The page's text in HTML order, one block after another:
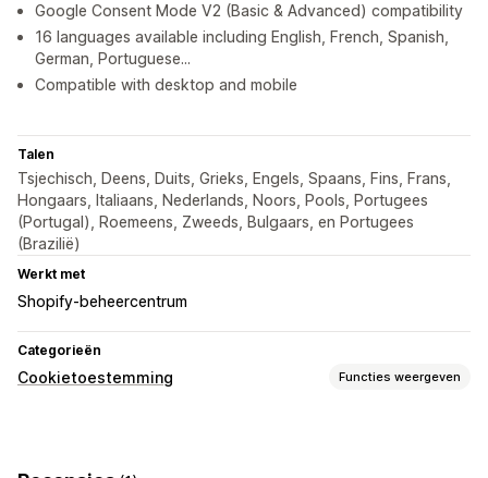
Google Consent Mode V2 (Basic & Advanced) compatibility
16 languages available including English, French, Spanish,
German, Portuguese...
Compatible with desktop and mobile
Talen
Tsjechisch, Deens, Duits, Grieks, Engels, Spaans, Fins, Frans,
Hongaars, Italiaans, Nederlands, Noors, Pools, Portugees
(Portugal), Roemeens, Zweeds, Bulgaars, en Portugees
(Brazilië)
Werkt met
Shopify-beheercentrum
Categorieën
Cookietoestemming Functies weergeven